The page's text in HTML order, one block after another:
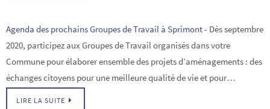
Agenda des prochains Groupes de Travail à Sprimont- Dès septembre
2020, participez aux Groupes de Travail organisés dans votre
Commune pour élaborer ensemble des projets d’aménagements : des
échanges citoyens pour une meilleure qualité de vie et pour…
LIRE LA SUITE